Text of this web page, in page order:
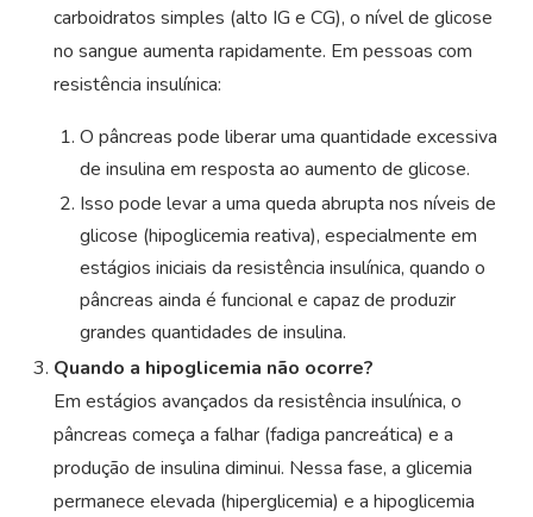
carboidratos simples (alto IG e CG), o nível de glicose
no sangue aumenta rapidamente. Em pessoas com
resistência insulínica:
O pâncreas pode liberar uma quantidade excessiva
de insulina em resposta ao aumento de glicose.
Isso pode levar a uma queda abrupta nos níveis de
glicose (hipoglicemia reativa), especialmente em
estágios iniciais da resistência insulínica, quando o
pâncreas ainda é funcional e capaz de produzir
grandes quantidades de insulina.
Quando a hipoglicemia não ocorre?
Em estágios avançados da resistência insulínica, o
pâncreas começa a falhar (fadiga pancreática) e a
produção de insulina diminui. Nessa fase, a glicemia
permanece elevada (hiperglicemia) e a hipoglicemia